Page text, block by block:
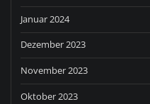
Januar 2024
Dezember 2023
November 2023
Oktober 2023